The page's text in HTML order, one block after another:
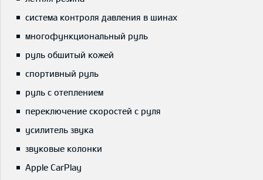
система контроля давления в шинах
многофункциональный руль
руль обшитый кожей
спортивный руль
руль с отеплением
переключение скоростей с руля
усилитель звука
звуковые колонки
Apple CarPlay